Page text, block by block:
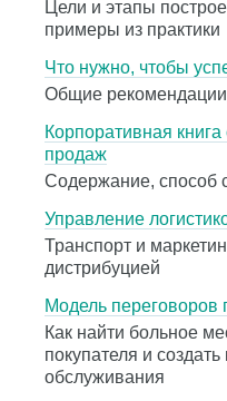
Цели и этапы
примеры из практики
Что нужно, чтобы
Общие
Корпоративная
продаж
Содержание, способ
Управление
Транспорт и
дистрибуцией
Модель переговоров
Как найти больное
покупателя и
обслуживания